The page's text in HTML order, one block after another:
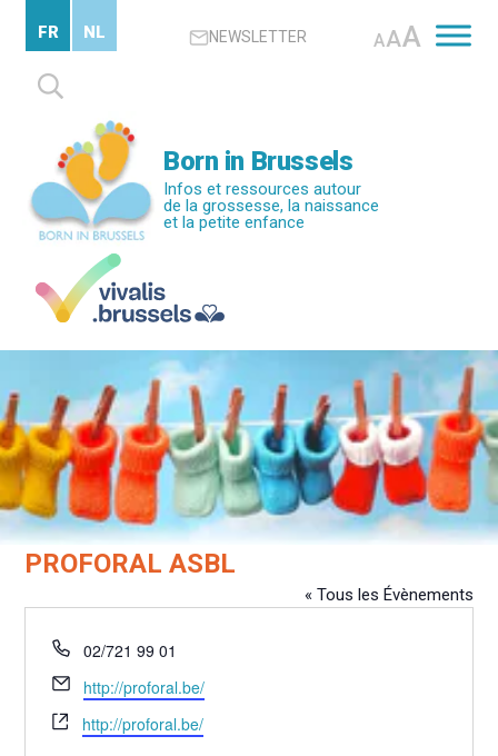
contenu
principal
NEWSLETTER AAA
Rechercher :
FR NL
Born in Brussels
Infos et ressources autour
de la grossesse, la naissance
et la petite enfance
PROFORAL ASBL
« Tous les Évènements
Téléphone
02/721 99 01
Email
http://proforal.be/
Site
web
http://proforal.be/